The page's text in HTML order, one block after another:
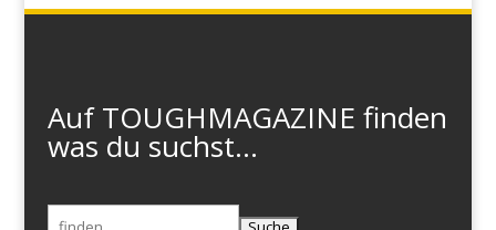
Auf TOUGHMAGAZINE finden
was du suchst...
Suchen